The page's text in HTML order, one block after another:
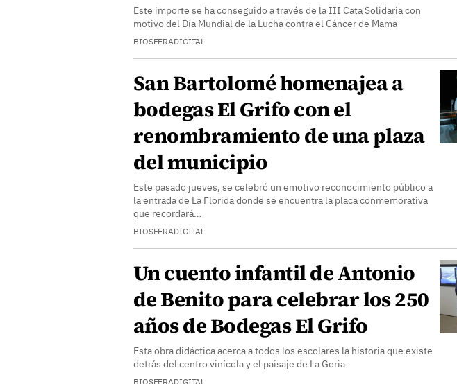
Este importe se ha conseguido a través de la III Cata Solidaria con
motivo del Día Mundial de la Lucha contra el Cáncer de Mama
BIOSFERADIGITAL
San Bartolomé homenajea a
bodegas El Grifo con el
renombramiento de una plaza
del municipio
Este pasado jueves, se celebró un emotivo reconocimiento público a
la entrada de La Florida donde se encuentra la placa conmemorativa
que recordará…
BIOSFERADIGITAL
Un cuento infantil de Antonio
de Benito para celebrar los 250
años de Bodegas El Grifo
Esta obra didáctica acerca a todos los escolares la historia que existe
detrás del centro vinícola y el paisaje de La Geria
BIOSFERADIGITAL